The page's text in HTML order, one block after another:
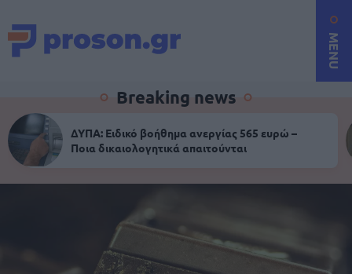
MENU
Breaking news
ΔΥΠΑ: Ειδικό βοήθημα ανεργίας 565 ευρώ –
Ποια δικαιολογητικά απαιτούνται